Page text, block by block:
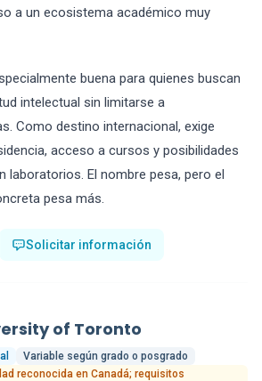
a un ecosistema académico muy
buena para quienes buscan
intelectual sin limitarse a
Como destino internacional, exige
acceso a cursos y posibilidades
laboratorios. El nombre pesa, pero el
pesa más.
Solicitar información
of Toronto
Variable según grado o posgrado
reconocida en Canadá; requisitos